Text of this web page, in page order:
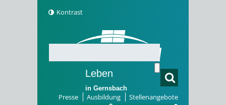
Kontrast
Presse Ausbildung
Stellenangebote
Leben
in Gernsbach